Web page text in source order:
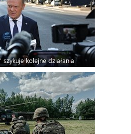
szykuje kolejne działania